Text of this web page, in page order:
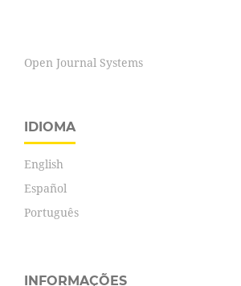
Open Journal Systems
IDIOMA
English
Español
Português
INFORMAÇÕES